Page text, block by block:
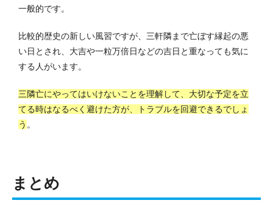
一般的です。
比較的歴史の新しい風習ですが、三軒隣まで亡ぼす縁起の悪
い日とされ、大吉や一粒万倍日などの吉日と重なっても気に
する人がいます。
三隣亡にやってはいけないことを理解して、大切な予定を立
てる時はなるべく避けた方が、トラブルを回避できるでしょ
う 。
まとめ